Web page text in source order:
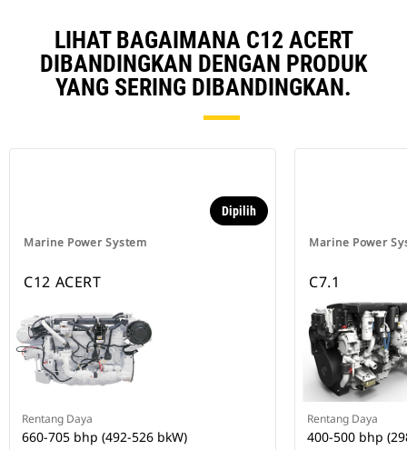
LIHAT BAGAIMANA C12 ACERT
DIBANDINGKAN DENGAN PRODUK
YANG SERING DIBANDINGKAN.
Marine Power System
Dipilih
C12 ACERT
Rentang Daya
660-705 bhp (492-526 bkW)
Marine Power
C7.1
Rentang Daya
400-500 bhp